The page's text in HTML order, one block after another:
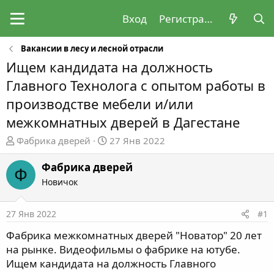
Вход Регистрация
Вакансии в лесу и лесной отрасли
Ищем кандидата на должность
Главного Технолога с опытом работы в
производстве мебели и/или
межкомнатных дверей в Дагестане
А
в
т
о
р
е
м
ы
Фабрика дверей
Д
а
т
а
л
а
27 Янв 2022
Ф Фабрика дверей
Новичок
27 Янв 2022 #1
Фабрика межкомнатных дверей "Новатор" 20 лет
на рынке. Видеофильмы о фабрике на ютубе.
Ищем кандидата на должность Главного